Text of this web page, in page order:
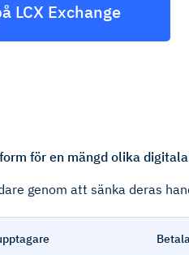
LCX Exchange
för en mängd olika
genom att sänka deras